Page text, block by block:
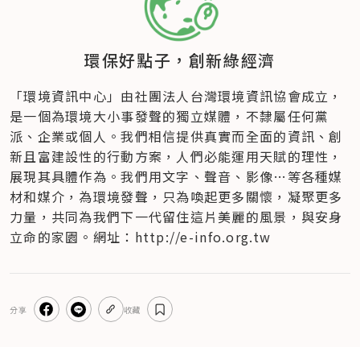
環保好點子，創新綠經濟
「環境資訊中心」由社團法人台灣環境資訊協會成立​，
是一個為環境大小事發聲的獨立媒體，不隸屬任何黨
派、企業或個人​。我們相信提供真實而全面的資訊、創
新且富建設性的行動方案，人們必能運用天賦的理性，
展現其具體作為。我們用文字、聲音、影像…等各種媒
材和媒介，為環境發聲，只為喚起更多關懷，凝聚更多
力量，共同為我們下一代留住這片美麗的風景，與安身
立命的家園。網址：http://e-info.org.tw
分享 收藏